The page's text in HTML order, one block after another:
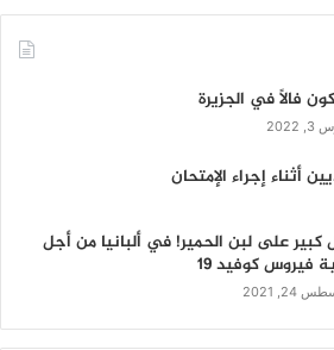
فالاً في الجزيرة
2022
أثناء إجراء الإمتحان
كبير على لبن الحمير! في ألبانيا من أجل
فيروس كوفيد 19
24, 2021